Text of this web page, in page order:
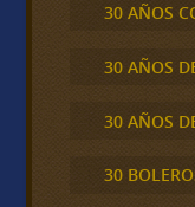
30 AÑOS
30 AÑOS
30 AÑOS
30